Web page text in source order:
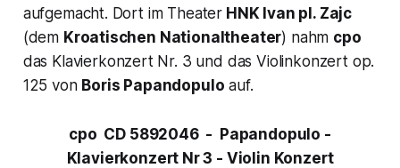
aufgemacht. Dort im Theater HNK Ivan pl. Zajc
(dem Kroatischen Nationaltheater) nahm cpo
das Klavierkonzert Nr. 3 und dasViolinkonzert op.
125 von Boris Papandopulo auf.
cpo CD 5892046 - Papandopulo -
Klavierkonzert Nr 3 - Violin Konzert